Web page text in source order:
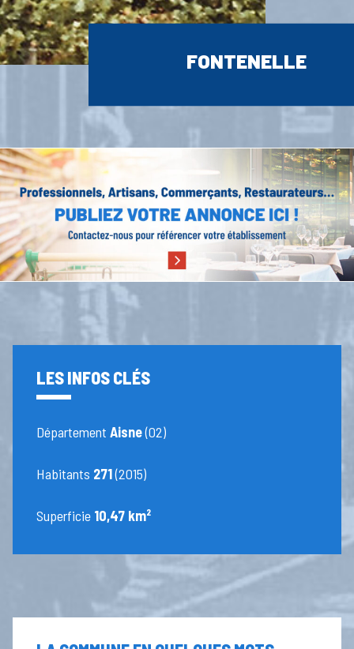
FONTENELLE
LES INFOS CLÉS
DépartementAisne(02)
Habitants 271(2015)
Superficie 10,47 km²